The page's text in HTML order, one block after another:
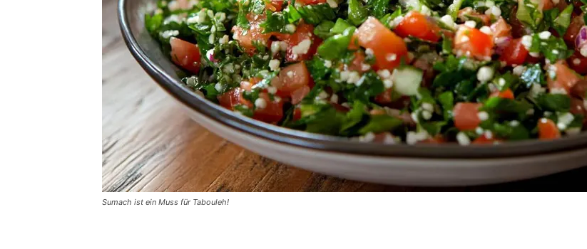
Sumach ist ein Muss für Tabouleh!